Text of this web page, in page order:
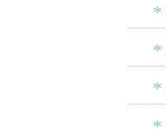
*
*
*